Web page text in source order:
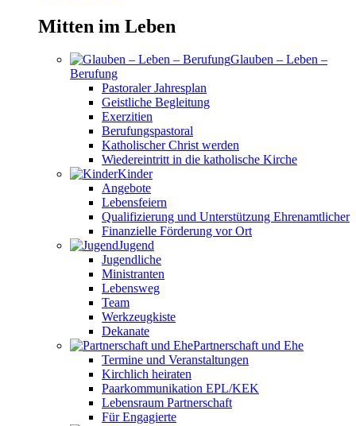
Mitten im Leben
Glauben – Leben –
Berufung
Pastoraler Jahresplan
Geistliche Begleitung
Exerzitien
Berufungspastoral
Katholischer Christ werden
Wiedereintritt in die katholische Kirche
Kinder
Angebote
Lebensfeiern
Qualifizierung und Unterstützung Ehrenamtlicher
Finanzielle Förderung vor Ort
Jugend
Jugendliche
Ministranten
Lebensweg
Team
Werkzeugkiste
Dekanate
Partnerschaft und Ehe
Termine und Veranstaltungen
Kirchlich heiraten
Paarkommunikation EPL/KEK
Lebensraum Partnerschaft
Für Engagierte